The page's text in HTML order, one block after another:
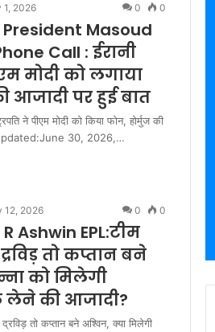
1, 2026 0 0
President Masoud
Call : ईरानी
मोदी को लगाया
आजादी पर हुई बात
ने पीएम मोदी को किया फोन, होर्मुज की
30, 2026,…
12, 2026 0 0
Ashwin EPL:टीम
तो कप्तान बने
को मिलेगी
की आजादी?
तो कप्तान बने अश्विन, क्या मिलेगी